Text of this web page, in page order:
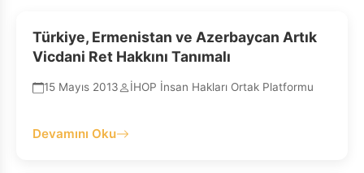
Türkiye, Ermenistan ve Azerbaycan Artık
Vicdani Ret Hakkını Tanımalı
15 Mayıs 2013 İHOP İnsan Hakları Ortak Platformu
Devamını Oku